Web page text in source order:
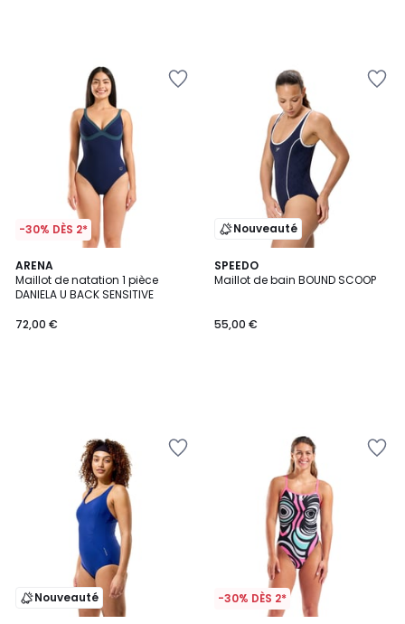
-30% DÈS 2*
ARENA
Maillot de natation 1 pièce
DANIELA U BACK SENSITIVE
72,00 €
Nouveauté
SPEEDO
Maillot de bain BOUND SCOOP
55,00 €
Nouveauté -30% DÈS 2*